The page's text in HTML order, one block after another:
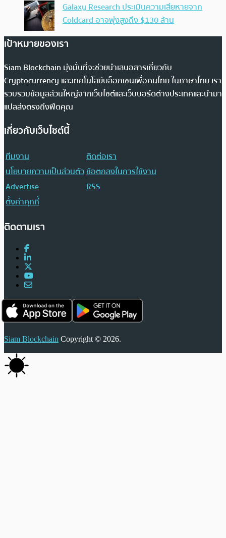
Galaxy Research ประเมินความเสียหายจาก
Coldcard อาจพุ่งสูงถึง $130 ล้าน
เป้าหมายของเรา
Siam Blockchain มุ่งมั่นที่จะช่วยนำเสนอสารเกี่ยวกับ
Cryptocurrency และเทคโนโลยีบล็อกเชนเพื่อคนไทย ในภาษาไทย เรา
รวบรวมข้อมูลส่วนใหญ่จากเว็บไซต์และเว็บบอร์ดต่างประเทศและนำมา
แปลส่งตรงถึงฟีดคุณ
เกี่ยวกับเว็บไซต์นี้
ทีมงาน
ติดต่อเรา
นโยบายความเป็นส่วนตัวข้อตกลงในการใช้งาน
Advertise
RSS
ตั้งค่าคุกกี้
ติดตามเรา
Siam Blockchain Copyright © 2026.